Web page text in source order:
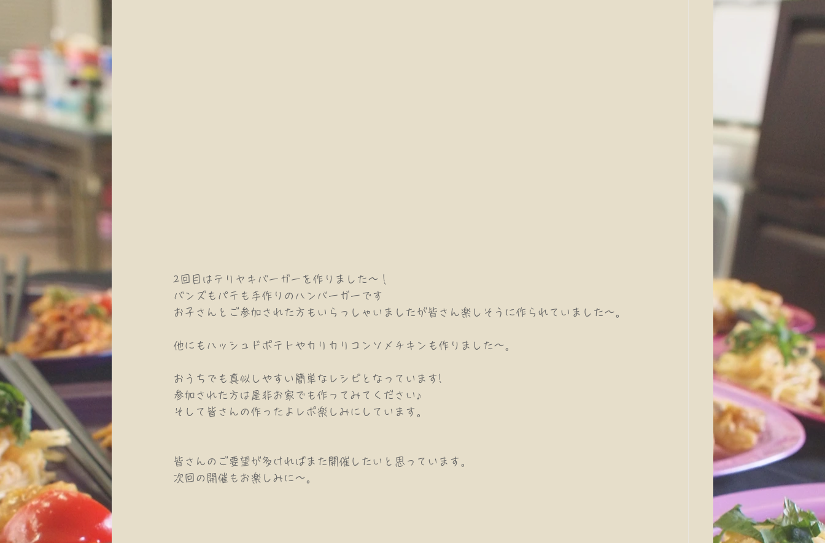
2回目はテリヤキバーガーを作りました〜！
バンズもパテも手作りのハンバーガーです
お子さんとご参加された方もいらっしゃいましたが皆さん楽しそうに作られていました〜。
他にもハッシュドポテトやカリカリコンソメチキンも作りました〜。
おうちでも真似しやすい簡単なレシピとなっています!
参加された方は是非お家でも作ってみてください♪
そして皆さんの作ったよレポ楽しみにしています。
皆さんのご要望が多ければまた開催したいと思っています。
次回の開催もお楽しみに〜。